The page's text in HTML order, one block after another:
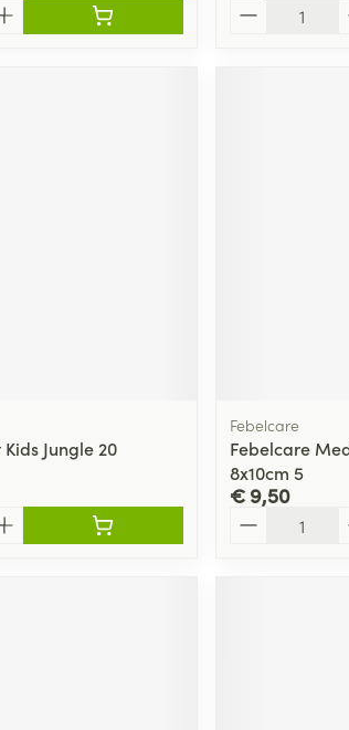
Jungle 20
Febelcare
Febelcare
8x10cm 5
€ 9,50